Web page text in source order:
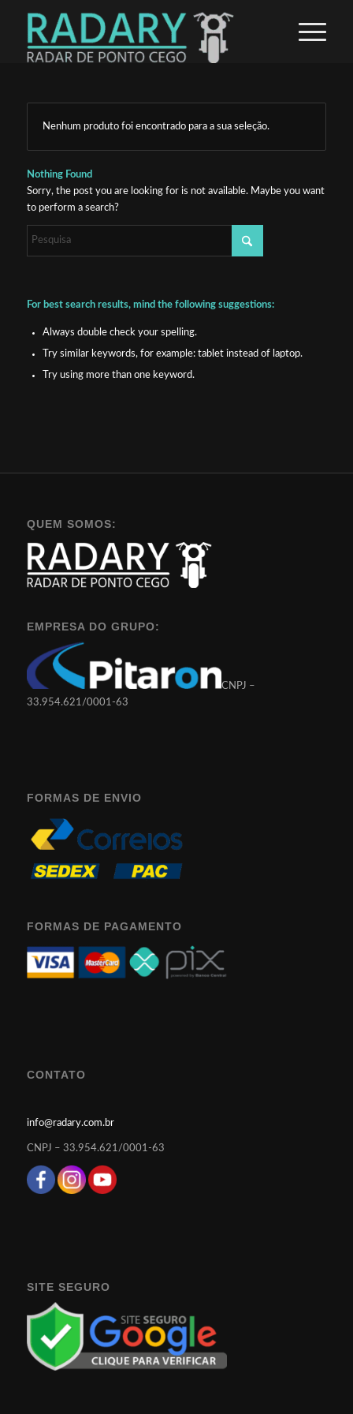
Nenhum produto foi encontrado para a sua seleção.
Nothing Found
Sorry, the post you are looking for is not available. Maybe you want
to perform a search?
For best search results, mind the following suggestions:
Always double check your spelling.
Try similar keywords, for example: tablet instead of laptop.
Try using more than one keyword.
QUEM SOMOS:
EMPRESA DO GRUPO:
CNPJ –
33.954.621/0001-63
FORMAS DE ENVIO
FORMAS DE PAGAMENTO
CONTATO
info@radary.com.br
CNPJ – 33.954.621/0001-63
SITE SEGURO